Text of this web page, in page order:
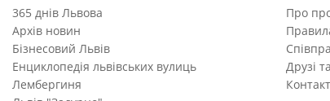
365 днів Львова
Архів новин
Бізнесовий Львів
Енциклопедія львівських вулиць
Лембергиня
Про
Друзі